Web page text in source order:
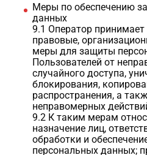
Меры по обеспечению
данных
9.1 Оператор
правовые,
меры для защиты
Пользователей от
случайного доступа,
блокирования,
распространения, а
неправомерных
9.2 К таким мерам
назначение лиц,
обработки и
персональных данных;